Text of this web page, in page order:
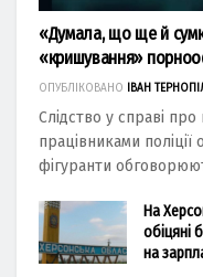
«Думала, що ще й
«кришування»
ОПУБЛІКОВАНО ІВАН
Слідство у справі
працівниками
фігуранти
На
обіцяні
на